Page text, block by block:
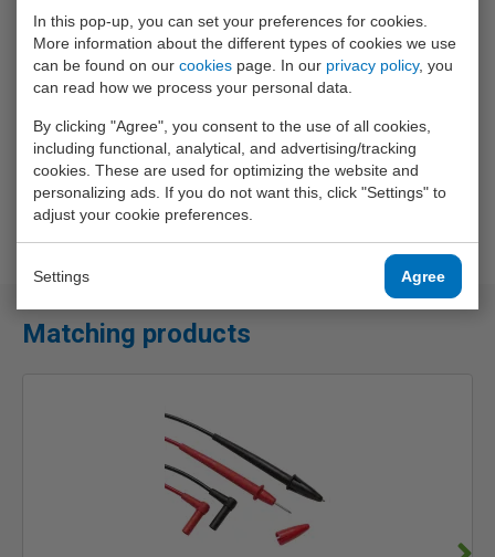
In this pop-up, you can set your preferences for cookies.
More information about the different types of cookies we use
can be found on our cookies page. In our privacy policy, you
can read how we process your personal data.
By clicking "Agree", you consent to the use of all cookies,
including functional, analytical, and advertising/tracking
cookies. These are used for optimizing the website and
personalizing ads. If you do not want this, click "Settings" to
adjust your cookie preferences.
Settings Agree
AC70A krokodillenklemmen, 9 V alkaline batterij en
Nederlandstalige handleiding.
Matching products